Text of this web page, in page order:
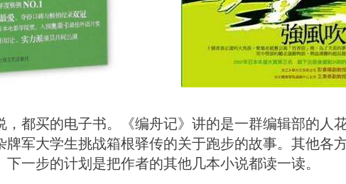
都买的电子书。《编舟记》讲的是一群编辑部的人
军大学生挑战箱根驿传的关于跑步的故事。其他各
一步的计划是把作者的其他几本小说都读一读。